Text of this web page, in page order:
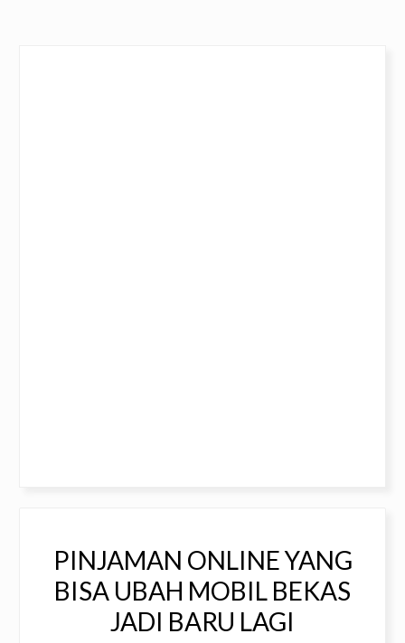
PINJAMAN ONLINE YANG
BISA UBAH MOBIL BEKAS
JADI BARU LAGI